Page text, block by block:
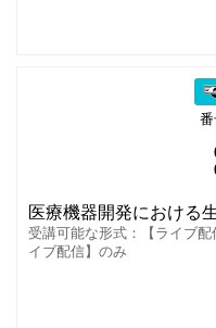
番
医療機器開発における
受講可能な形式：【ライブ
イブ配信】のみ